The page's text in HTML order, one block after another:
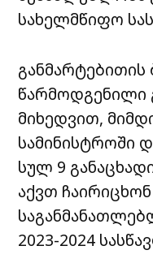
სახელმწიფო
განმარტებითის
წარმოდგენილი
მიხედვით,
სამინისტროში
სულ 9
აქვთ
2023-2024